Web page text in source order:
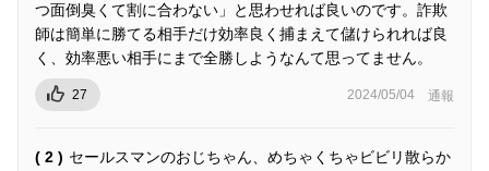
つ面倒臭くて割に合わない」と思わせれば良いのです。詐欺
師は簡単に勝てる相手だけ効率良く捕まえて儲けられれば良
く、効率悪い相手にまで全勝しようなんて思ってません。
27 2024/05/04 通報
( 2 ) セールスマンのおじちゃん、めちゃくちゃビビリ散らか